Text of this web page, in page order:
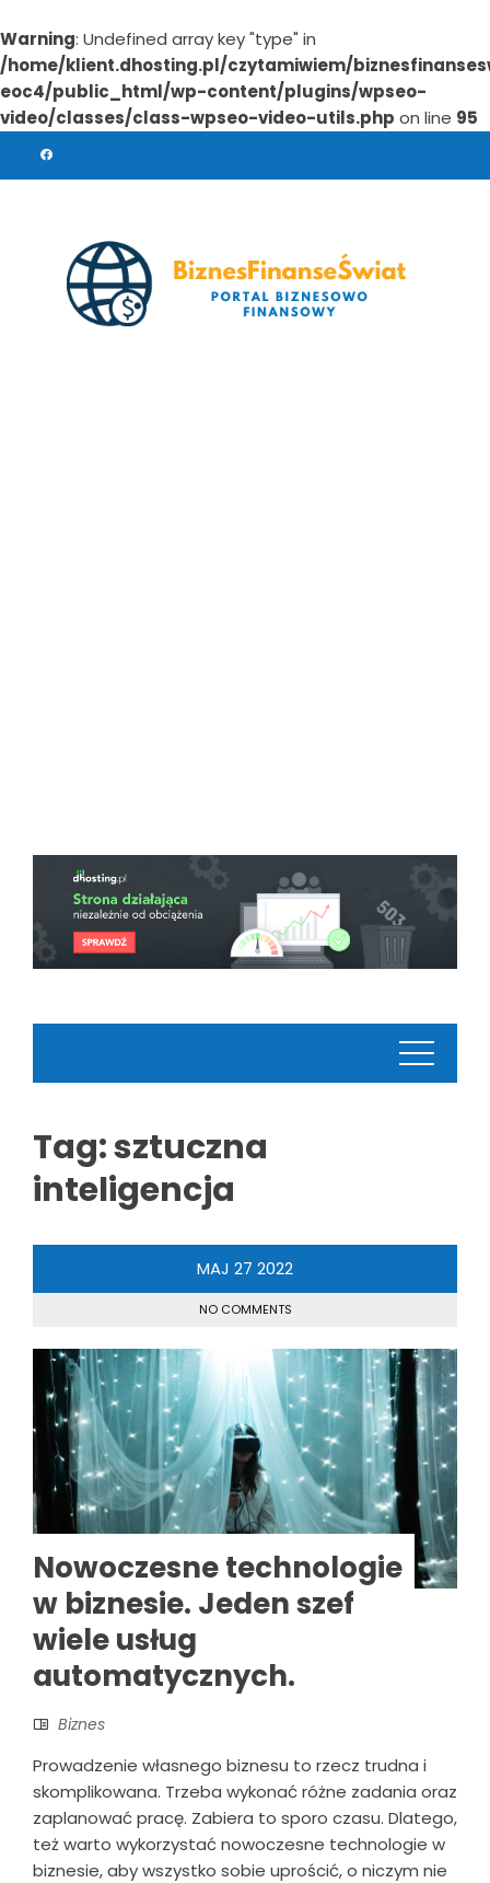
Warning: Undefined array key "type" in
/home/klient.dhosting.pl/czytamiwiem/
eoc4/public_html/wp-content/plugins/wpseo-
video/classes/class-wpseo-video-utils.php on line 95
Tag:sztuczna
inteligencja
MAJ 27 2022
NO COMMENTS
Nowoczesne technologie
w biznesie. Jeden szef
wiele usług
automatycznych.
Biznes
Prowadzenie własnego biznesu to rzecz trudna i
skomplikowana. Trzeba wykonać różne zadania oraz
zaplanować pracę. Zabiera to sporo czasu. Dlatego,
też warto wykorzystać nowoczesne technologie w
biznesie, aby wszystko sobie uprościć, o niczym nie